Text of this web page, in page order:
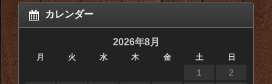
カレンダー
2026年8月
月 火 水 木 金 土 日
1
2